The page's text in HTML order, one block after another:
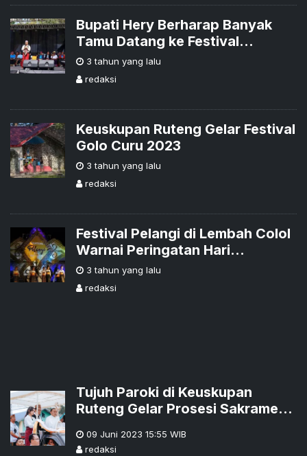
Bupati Hery Berharap Banyak
Tamu Datang ke Festival
Golocuru Tahun yang Akan
Datang
3 tahun yang lalu
redaksi
Keuskupan Ruteng Gelar Festival
Golo Curu 2023
3 tahun yang lalu
redaksi
Festival Pelangi di Lembah Colol
Warnai Peringatan Hari
Pariwisata Sedunia
3 tahun yang lalu
redaksi
Tujuh Paroki di Keuskupan
Ruteng Gelar Prosesi Sakramen
Gabriel Harim
09 Juni 2023 15:55 WIB
redaksi